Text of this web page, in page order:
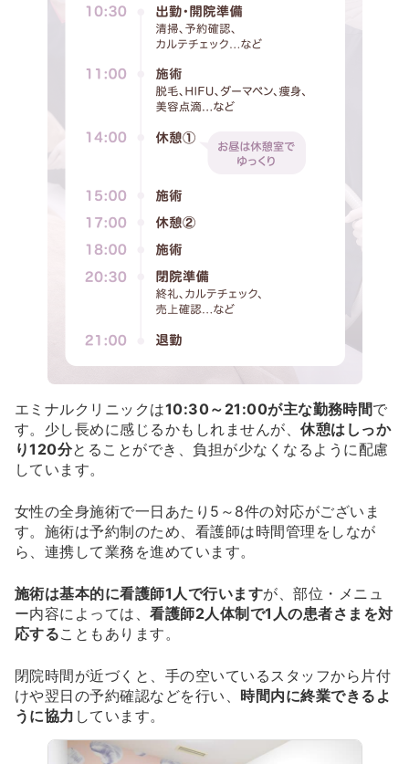
エミナルクリニックは10:30～21:00が主な勤務時間で
す。少し長めに感じるかもしれませんが、休憩はしっか
り120分とることができ、負担が少なくなるように配慮
しています。
女性の全身施術で一日あたり5～8件の対応がございま
す。施術は予約制のため、看護師は時間管理をしなが
ら、連携して業務を進めています。
施術は基本的に看護師1人で行いますが、部位・メニュ
ー内容によっては、看護師2人体制で1人の患者さまを対
応することもあります。
閉院時間が近づくと、手の空いているスタッフから片付
けや翌日の予約確認などを行い、 時間内に終業できるよ
うに協力 しています。